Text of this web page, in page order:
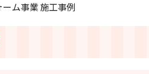
ーム事業 施工事例